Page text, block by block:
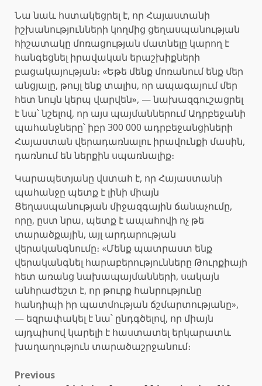
Նա նաև հստակեցրել է, որ Հայաստանի
իշխանությունների կողմից ցեղասպանության
հիշատակը մոռացության մատնելը կարող է
հանգեցնել իրավական երաշխիքների
բացակայության։ «Եթե մենք մոռանում ենք մեր
անցյալը, թույլ ենք տալիս, որ ապագայում մեր
հետ նույն կերպ վարվեն», — նախազգուշացրել
է նա՝ նշելով, որ այս պայմաններում Ադրբեջանի
պահանջները՝ իբր 300 000 ադրբեջանցիների
Հայաստան վերադառնալու իրավունքի մասին,
դառնում են ներքին սպառնալիք։
Կարապետյանը վստահ է, որ Հայաստանի
պահանջը պետք է լինի միայն
Ցեղասպանության միջազգային ճանաչումը,
որը, ըստ նրա, պետք է ապահովի ոչ թե
տարածքային, այլ արդարության
վերականգնումը։ «Մենք պատրաստ ենք
վերականգնել հարաբերությունները Թուրքիայի
հետ առանց նախապայմանների, սակայն
անհրաժեշտ է, որ թուրք հանրությունը
հանդիպի իր պատմության ճշմարտությանը»,
— եզրափակել է նա՝ ընդգծելով, որ միայն
այդպիսով կարելի է հաստատել երկարատև
խաղաղություն տարածաշրջանում։
Post
Previous